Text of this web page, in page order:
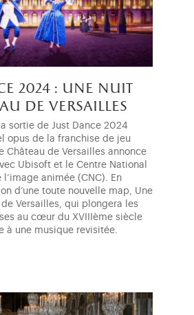
2024 : une nuit
de versailles
sortie de Just Dance 2024
opus de la franchise de jeu
Château de Versailles annonce
Ubisoft et le Centre National
animée (CNC). En
d’une toute nouvelle map, Une
Versailles, qui plongera les
au cœur du XVIIIème siècle
à une musique revisitée.